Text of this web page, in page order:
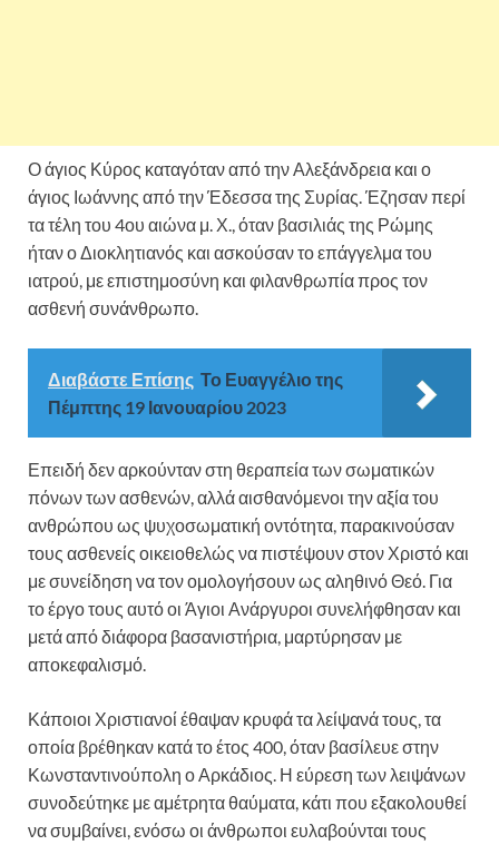
Ο άγιος Κύρος καταγόταν από την Αλεξάνδρεια και ο
άγιος Ιωάννης από την Έδεσσα της Συρίας. Έζησαν περί
τα τέλη του 4ου αιώνα μ. Χ., όταν βασιλιάς της Ρώμης
ήταν ο Διοκλητιανός και ασκούσαν το επάγγελμα του
ιατρού, με επιστημοσύνη και φιλανθρωπία προς τον
ασθενή συνάνθρωπο.
Διαβάστε Επίσης Το Ευαγγέλιο της
Πέμπτης 19 Ιανουαρίου 2023
Επειδή δεν αρκούνταν στη θεραπεία των σωματικών
πόνων των ασθενών, αλλά αισθανόμενοι την αξία του
ανθρώπου ως ψυχοσωματική οντότητα, παρακινούσαν
τους ασθενείς οικειοθελώς να πιστέψουν στον Χριστό και
με συνείδηση να τον ομολογήσουν ως αληθινό Θεό. Για
το έργο τους αυτό οι Άγιοι Ανάργυροι συνελήφθησαν και
μετά από διάφορα βασανιστήρια, μαρτύρησαν με
αποκεφαλισμό.
Κάποιοι Χριστιανοί έθαψαν κρυφά τα λείψανά τους, τα
οποία βρέθηκαν κατά το έτος 400, όταν βασίλευε στην
Κωνσταντινούπολη ο Αρκάδιος. Η εύρεση των λειψάνων
συνοδεύτηκε με αμέτρητα θαύματα, κάτι που εξακολουθεί
να συμβαίνει, ενόσω οι άνθρωποι ευλαβούνται τους